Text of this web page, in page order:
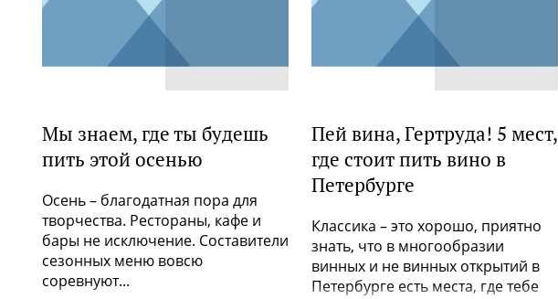
Мы знаем, где ты будешь
пить этой осенью
Осень – благодатная пора для
творчества. Рестораны, кафе и
бары не исключение. Составители
сезонных меню вовсю
соревнуют...
Пей вина, Гертруда! 5 мест,
где стоит пить вино в
Петербурге
Классика – это хорошо, приятно
знать, что в многообразии
винных и не винных открытий в
Петербурге есть места, где тебе